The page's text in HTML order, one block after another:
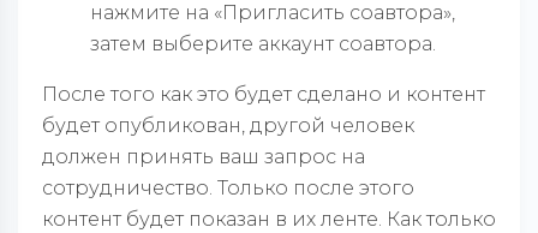
нажмите на «Пригласить соавтора»,
затем выберите аккаунт соавтора.
После того как это будет сделано и контент
будет опубликован, другой человек
должен принять ваш запрос на
сотрудничество. Только после этого
контент будет показан в их ленте. Как только